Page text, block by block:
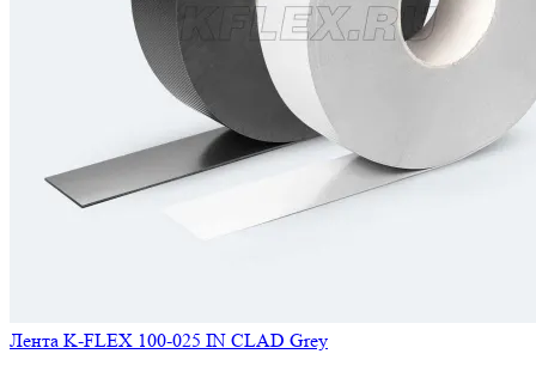
Лента K-FLEX 100-025 IN CLAD Grey